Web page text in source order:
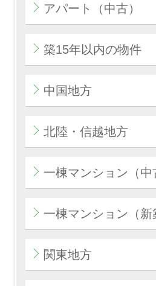
アパート（中古）
築15年以内の物件
中国地方
北陸・信越地方
一棟マンション（中
一棟マンション（新
関東地方